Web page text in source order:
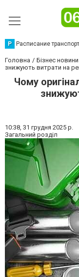
Р Расписание
Головна Бізнес новини
знижують витрати на
Чому
10:38, 31 грудня 2025 р.
Загальний розділ